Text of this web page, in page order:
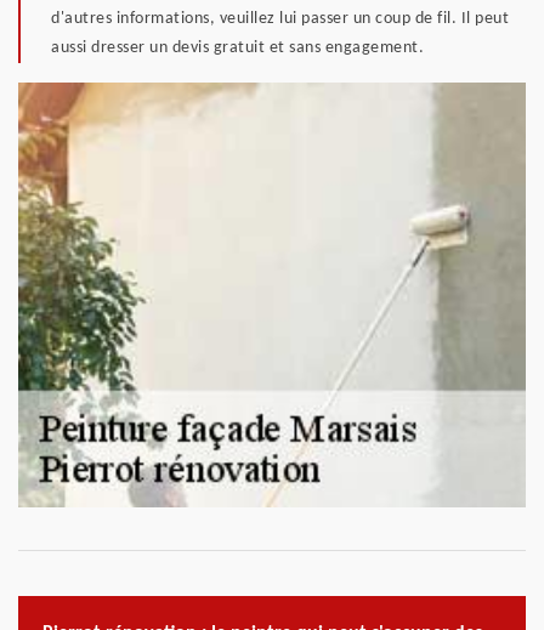
d'autres informations, veuillez lui passer un coup de fil. Il peut
aussi dresser un devis gratuit et sans engagement.